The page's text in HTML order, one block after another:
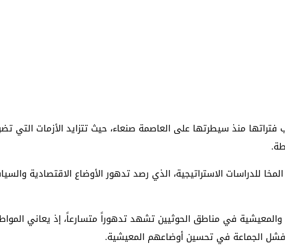
منذ سيطرتها على العاصمة صنعاء، حيث تتزايد الأزمات التي
للدراسات الاستراتيجية، الذي رصد تدهور الأوضاع الاقتصادية
والمعيشية في مناطق الحوثيين تشهد تدهوراً متسارعاً، إذ يعاني
الجماعة في تحسين أوضاعهم المعيشية.